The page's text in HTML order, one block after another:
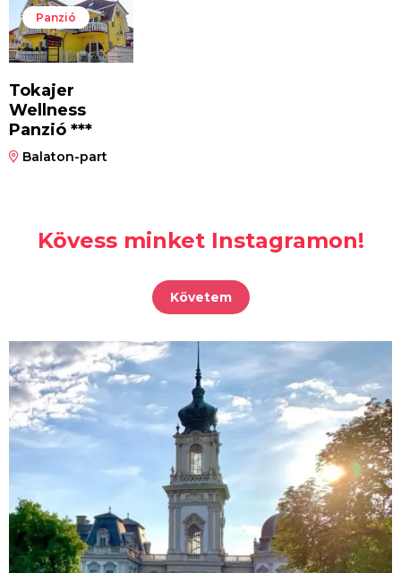
Panzió
Tokajer
Wellness
Panzió ***
Balaton-part
Kövess minket Instagramon!
Követem